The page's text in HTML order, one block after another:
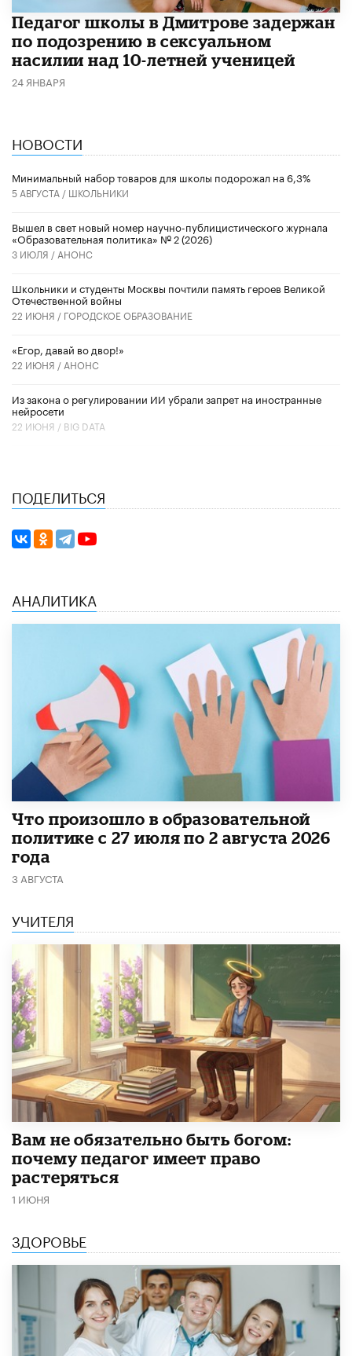
Педагог школы в Дмитрове задержан
по подозрению в сексуальном
насилии над 10-летней ученицей
24 ЯНВАРЯ
НОВОСТИ
Минимальный набор товаров для школы подорожал на 6,3%
5 АВГУСТА / ШКОЛЬНИКИ
Вышел в свет новый номер научно-публицистического журнала
«Образовательная политика» № 2 (2026)
3 ИЮЛЯ / АНОНС
Школьники и студенты Москвы почтили память героев Великой
Отечественной войны
22 ИЮНЯ / ГОРОДСКОЕ ОБРАЗОВАНИЕ
«Егор, давай во двор!»
22 ИЮНЯ / АНОНС
Из закона о регулировании ИИ убрали запрет на иностранные
нейросети
22 ИЮНЯ / BIG DATA
ПОДЕЛИТЬСЯ
АНАЛИТИКА
​Что произошло в образовательной
политике с 27 июля по 2 августа 2026
года
3 АВГУСТА
УЧИТЕЛЯ
​Вам не обязательно быть богом:
почему педагог имеет право
растеряться
1 ИЮНЯ
ЗДОРОВЬЕ